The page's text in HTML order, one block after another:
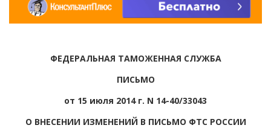
ФЕДЕРАЛЬНАЯ ТАМОЖЕННАЯ СЛУЖБА
ПИСЬМО
от 15 июля 2014 г. N 14-40/33043
О ВНЕСЕНИИ ИЗМЕНЕНИЙ В ПИСЬМО ФТС РОССИИ